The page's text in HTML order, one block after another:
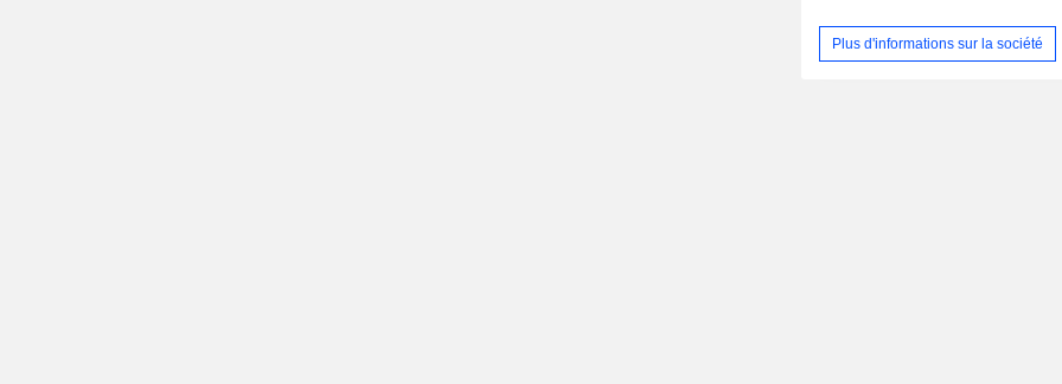
d'autres pays, notamment à
et Dubaï. Ses installations sont
Plus d'informations sur la société